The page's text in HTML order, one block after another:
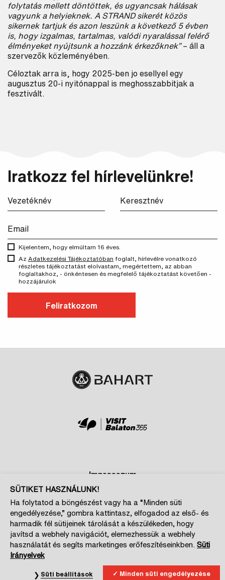
folytatás mellett döntöttek, és ugyancsak hálásak
vagyunk a helyieknek. A STRAND sikerét közös
sikernek tartjuk és azon leszünk a következő 5 évben
is, hogy izgalmas, tartalmas, valódi nyaralással felérő
élményeket nyújtsunk a hozzánk érkezőknek”– áll a
szervezők közleményében.
Céloztak arra is, hogy 2025-ben jo esellyel egy
augusztus 20-i nyitónappal is meghosszabbitjak a
fesztivált.
Iratkozz fel hírlevelünkre!
Kijelentem, hogy elmúltam 16 éves.
Az Adatkezelési Tájékoztatóban foglalt, hírlevélre vonatkozó
részletes tájékoztatást elolvastam, megértettem, az abban
foglaltakhoz, - önkéntesen és megfelelő tájékoztatást követően -
hozzájárulok
Feliratkozom
Impresszum
Adatkezelési és cookie tájékoztatók
Szponzoroknak
Magazin kiajánló
Cookie beállítások
SÜTIKET HASZNÁLUNK!
Ha folytatod a böngészést vagy ha a “Minden süti
engedélyezése,” gombra kattintasz, elfogadod az első- és
harmadik fél sütijeinek tárolását a készülékeden, hogy
javítsd a webhely navigációt, elemezhessük a webhely
használatát és segíts marketinges erőfeszítéseinkben. Süti
Irányelvek
Minden süti engedélyezése
Süti beállítások